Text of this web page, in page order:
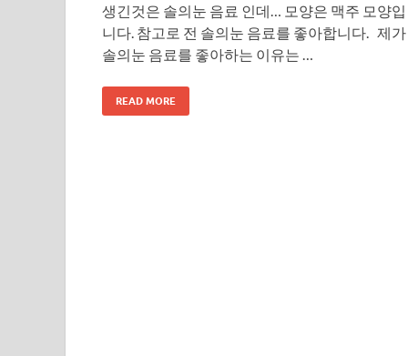
생긴것은 솔의눈 음료 인데… 모양은 맥주 모양입
니다. 참고로 전 솔의눈 음료를 좋아합니다. 제가
솔의눈 음료를 좋아하는 이유는 …
READ MORE